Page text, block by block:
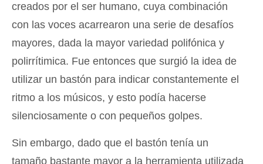
creados por el ser humano, cuya combinación
con las voces acarrearon una serie de desafíos
mayores, dada la mayor variedad polifónica y
polirrítimica. Fue entonces que surgió la idea de
utilizar un bastón para indicar constantemente el
ritmo a los músicos, y esto podía hacerse
silenciosamente o con pequeños golpes.
Sin embargo, dado que el bastón tenía un
tamaño bastante mayor a la herramienta utilizada